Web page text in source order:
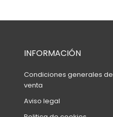
INFORMACIÓN
Condiciones generales de
venta
Aviso legal